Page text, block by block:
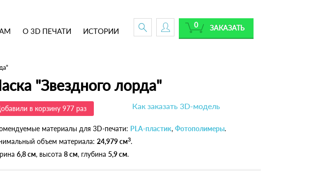
О 3D ПЕЧАТИ ИСТОРИИ ЗАКАЗАТЬ
0
"Звездного лорда"
в корзину 977 раз Как заказать 3D-модель
материалы для 3D-печати: PLA-пластик, Фотополимеры.
объем материала: 24,979 см3.
6,8 см, высота 8 см, глубина 5,9 см.